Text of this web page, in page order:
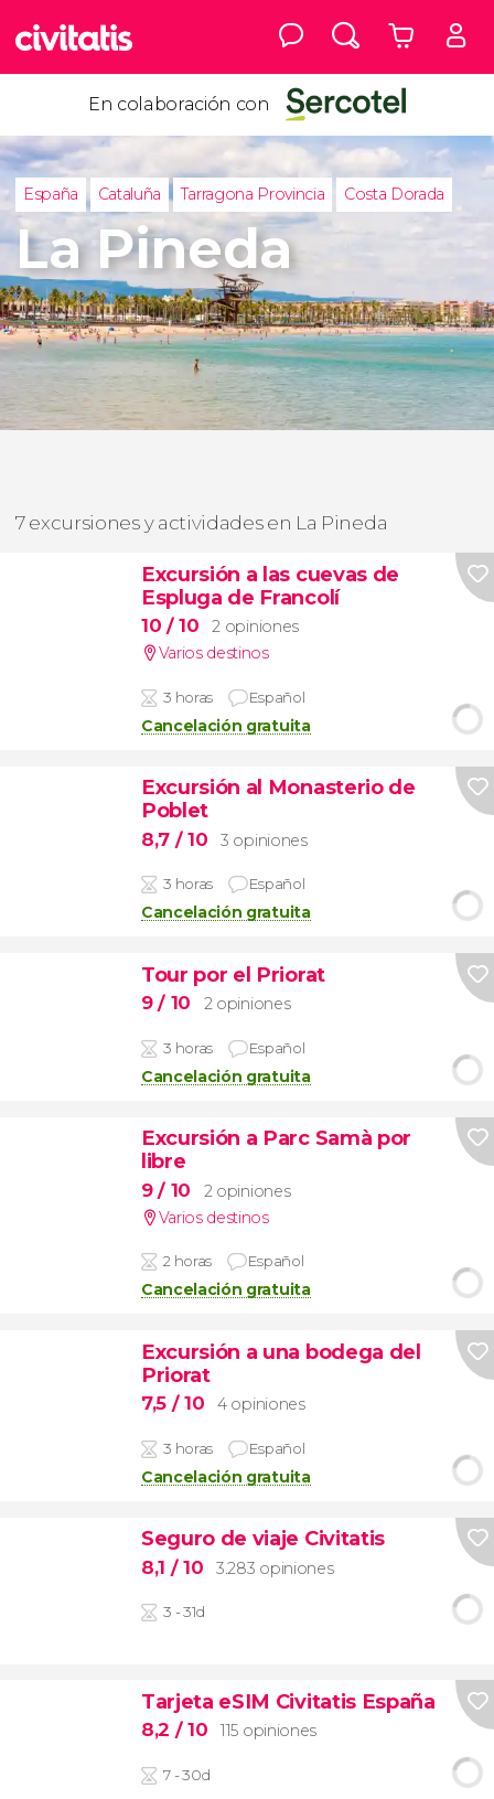
En colaboración con
España Cataluña Tarragona Provincia Costa Dorada
La Pineda
7 excursiones y actividades en La Pineda
Excursión a las cuevas de
Espluga de Francolí
10 / 10
2 opiniones
Varios destinos
3 horas Español
Cancelación gratuita
Excursión al Monasterio de
Poblet
8,7 / 10 3 opiniones
3 horas Español
Cancelación gratuita
Tour por el Priorat
9/ 10 2 opiniones
3 horas Español
Cancelación gratuita
Excursión a Parc Samà por
libre
9/ 10
2 opiniones
Varios destinos
2 horas Español
Cancelación gratuita
Excursión a una bodega del
Priorat
7,5 / 10 4 opiniones
3 horas Español
Cancelación gratuita
Seguro de viaje Civitatis
8,1 / 10 3.283 opiniones
3 - 31d
Tarjeta eSIM Civitatis España
8,2 / 10 115 opiniones
7 - 30d